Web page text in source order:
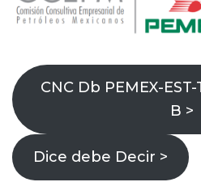
CNC Db PEMEX-
B >
Dice debe Decir >